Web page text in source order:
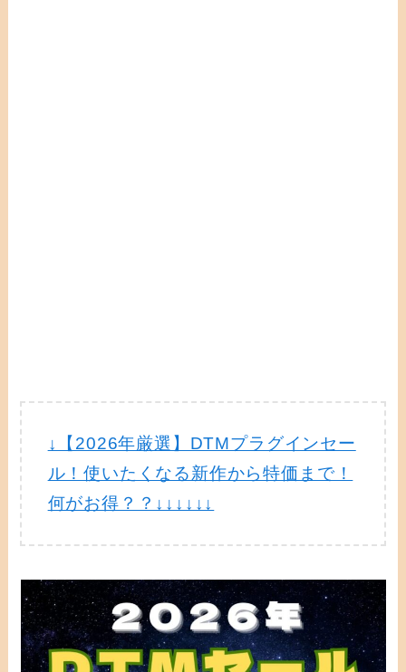
↓【2026年厳選】DTMプラグインセー
ル！使いたくなる新作から特価まで！
何がお得？？↓↓↓↓↓↓